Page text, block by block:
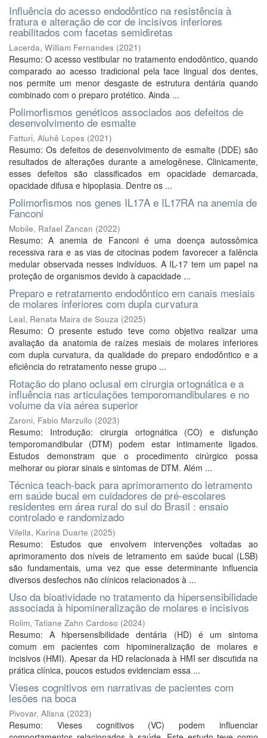
Influência do acesso endodôntico na resistência à
fratura e alteração de cor de incisivos inferiores
reabilitados com facetas semidiretas
Lacerda, William Fernandes (2021)
Resumo: O acesso vestibular no tratamento endodôntico, quando
comparado ao acesso tradicional pela face lingual dos dentes,
nos permite um menor desgaste de estrutura dentária quando
combinado com o preparo protético. Ainda ...
Polimorfismos genéticos associados aos defeitos de
desenvolvimento de esmalte
Fatturi, Aluhê Lopes (2021)
Resumo: Os defeitos de desenvolvimento de esmalte (DDE) são
resultados de alterações durante a amelogênese. Clinicamente,
esses defeitos são classificados em opacidade demarcada,
opacidade difusa e hipoplasia. Dentre os ...
Polimorfismos nos genes IL17A e IL17RA na anemia de
Fanconi
Mobile, Rafael Zancan (2022)
Resumo: A anemia de Fanconi é uma doença autossômica
recessiva rara e as vias de citocinas podem favorecer a falência
medular observada nesses indivíduos. A IL-17 tem um papel na
proteção de organismos devido à capacidade ...
Preparo e retratamento endodôntico em canais mesiais
de molares inferiores com dupla curvatura
Leal, Renata Maira de Souza (2025)
Resumo: O presente estudo teve como objetivo realizar uma
avaliação da anatomia de raízes mesiais de molares inferiores
com dupla curvatura, da qualidade do preparo endodôntico e a
eficiência do retratamento nesse grupo ...
Rotação do plano oclusal em cirurgia ortognática e a
influência nas articulações temporomandibulares e no
volume da via aérea superior
Zaroni, Fabio Marzullo (2023)
Resumo: Introdução: cirurgia ortognática (CO) e disfunção
temporomandibular (DTM) podem estar intimamente ligados.
Estudos demonstram que o procedimento cirúrgico possa
melhorar ou piorar sinais e sintomas de DTM. Além ...
Técnica teach-back para aprimoramento do letramento
em saúde bucal em cuidadores de pré-escolares
residentes em área rural do sul do Brasil : ensaio
controlado e randomizado
Vilella, Karina Duarte (2025)
Resumo: Estudos que envolvem intervenções voltadas ao
aprimoramento dos níveis de letramento em saúde bucal (LSB)
são fundamentais, uma vez que esse determinante influencia
diversos desfechos não clínicos relacionados à ...
Uso da bioatividade no tratamento da hipersensibilidade
associada à hipomineralização de molares e incisivos
Rolim, Tatiane Zahn Cardoso (2024)
Resumo: A hipersensibilidade dentária (HD) é um sintoma
comum em pacientes com hipomineralização de molares e
incisivos (HMI). Apesar da HD relacionada à HMI ser discutida na
prática clínica, poucos estudos evidenciam essa ...
Vieses cognitivos em narrativas de pacientes com
lesões na boca
Pivovar, Allana (2023)
Resumo: Vieses cognitivos (VC) podem influenciar